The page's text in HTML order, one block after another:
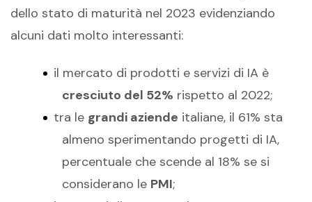
dello stato di maturità nel 2023 evidenziando
alcuni dati molto interessanti:
il mercato di prodotti e servizi di IA è
cresciuto del 52% rispetto al 2022;
tra le grandi aziende italiane, il 61% sta
almeno sperimentando progetti di IA,
percentuale che scende al 18% se si
considerano le PMI;